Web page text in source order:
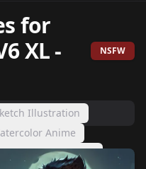
for
XL-
NSFW
Illustration
Anime
Oil Painting Soft